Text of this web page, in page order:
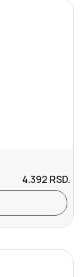
4.392 RSD.